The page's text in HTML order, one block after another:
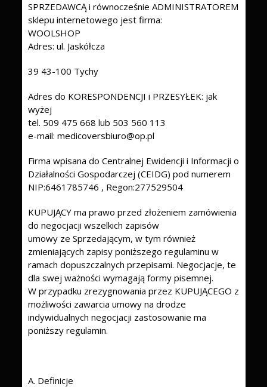
SPRZEDAWCĄ i równocześnie ADMINISTRATOREM
sklepu internetowego jest firma:
WOOLSHOP
Adres: ul. Jaskółcza
39 43-100 Tychy
Adres do KORESPONDENCJI i PRZESYŁEK: jak
wyżej
tel. 509 475 668 lub 503 560 113
e-mail: medicoversbiuro@op.pl
Firma wpisana do Centralnej Ewidencji i Informacji o
Działalności Gospodarczej (CEIDG) pod numerem
NIP:6461785746 , Regon:277529504
KUPUJĄCY ma prawo przed złożeniem zamówienia
do negocjacji wszelkich zapisów
umowy ze Sprzedającym, w tym również
zmieniających zapisy poniższego regulaminu w
ramach dopuszczalnych przepisami. Negocjacje, te
dla swej ważności wymagają formy pisemnej.
W przypadku zrezygnowania przez KUPUJĄCEGO z
możliwości zawarcia umowy na drodze
indywidualnych negocjacji zastosowanie ma
poniższy regulamin.
A. Definicje